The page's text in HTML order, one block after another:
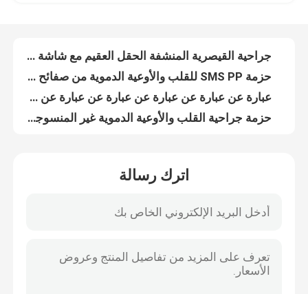
جولة في المصنع
حزمة SMS PP للقلب والأوعية الدموية من صفائح الستارة الجراحية لعيادات المستشفيات
عبارة عن عبارة عن عبارة عن عبارة عن عبارة عن عبارة عن عبارة عن عبارة عن عبارة عن عبارة عن عبارة
حزمة جراحية القلب والأوعية الدموية غير المنسوجة مع شهادة CE ISO13485
أزرق العقيم العصبية العصبية الحجاب حزمة SMS PP غير المنسوجة
اترك رسالة